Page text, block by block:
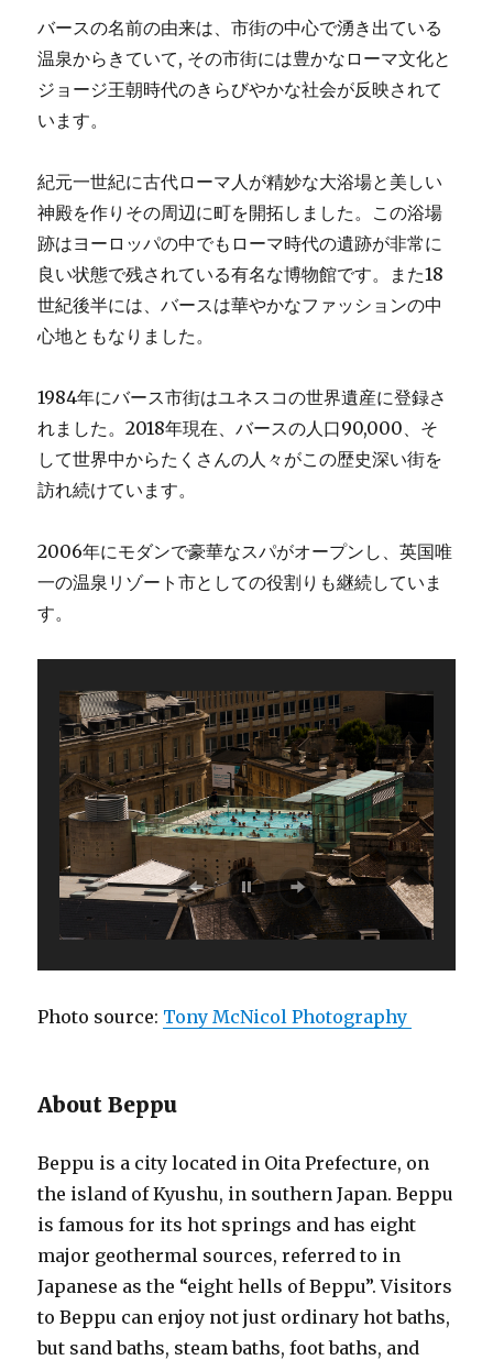
バースの名前の由来は、市街の中心で湧き出ている
温泉からきていて, その市街には豊かなローマ文化と
ジョージ王朝時代のきらびやかな社会が反映されて
います。
紀元一世紀に古代ローマ人が精妙な大浴場と美しい
神殿を作りその周辺に町を開拓しました。この浴場
跡はヨーロッパの中でもローマ時代の遺跡が非常に
良い状態で残されている有名な博物館です。また18
世紀後半には、バースは華やかなファッションの中
心地ともなりました。
1984年にバース市街はユネスコの世界遺産に登録さ
れました。2018年現在、バースの人口90,000、そ
して世界中からたくさんの人々がこの歴史深い街を
訪れ続けています。
2006年にモダンで豪華なスパがオープンし、英国唯
一の温泉リゾート市としての役割りも継続していま
す。
Photo source: Tony McNicol Photography
About Beppu
Beppu is a city located in Oita Prefecture, on
the island of Kyushu, in southern Japan. Beppu
is famous for its hot springs and has eight
major geothermal sources, referred to in
Japanese as the “eight hells of Beppu”. Visitors
to Beppu can enjoy not just ordinary hot baths,
but sand baths, steam baths, foot baths, and